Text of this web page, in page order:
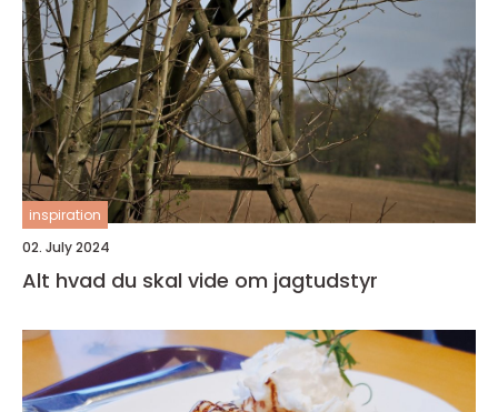
inspiration
02. July 2024
Alt hvad du skal vide om jagtudstyr